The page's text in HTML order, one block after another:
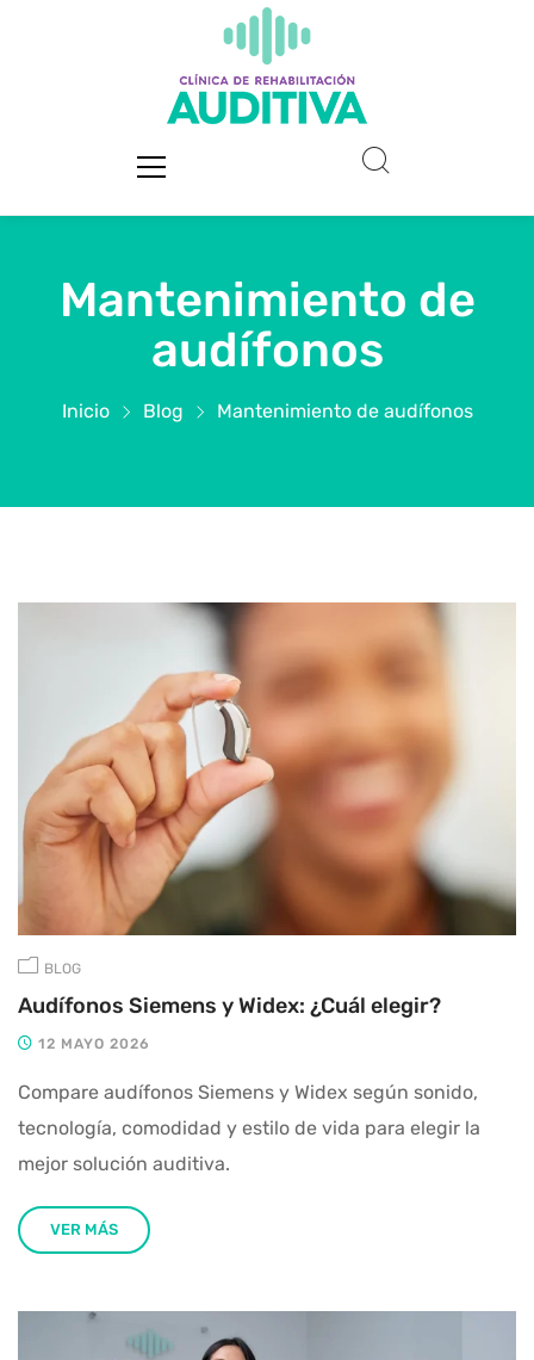
Mantenimiento de
audífonos
Inicio Blog Mantenimiento de audífonos
BLOG
Audífonos Siemens y Widex: ¿Cuál elegir?
12 MAYO 2026
Compare audífonos Siemens y Widex según sonido,
tecnología, comodidad y estilo de vida para elegir la
mejor solución auditiva.
VER MÁS